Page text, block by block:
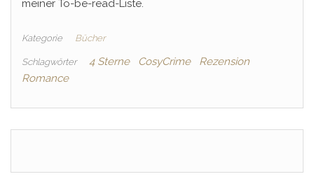
meiner To-be-read-Liste.
Kategorie Bücher
Schlagwörter 4 Sterne CosyCrime
Rezension
Romance